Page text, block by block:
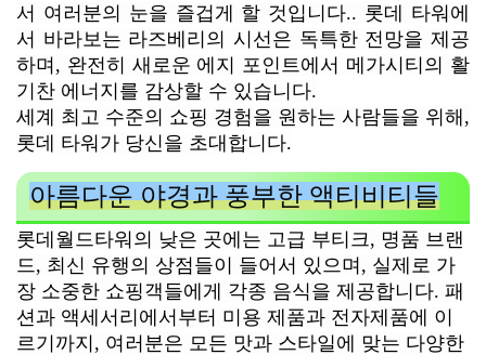
서 여러분의 눈을 즐겁게 할 것입니다.. 롯데 타워에
서 바라보는 라즈베리의 시선은 독특한 전망을 제공
하며, 완전히 새로운 에지 포인트에서 메가시티의 활
기찬 에너지를 감상할 수 있습니다.
세계 최고 수준의 쇼핑 경험을 원하는 사람들을 위해,
롯데 타워가 당신을 초대합니다.
아름다운 야경과 풍부한 액티비티들
롯데월드타워의 낮은 곳에는 고급 부티크, 명품 브랜
드, 최신 유행의 상점들이 들어서 있으며, 실제로 가
장 소중한 쇼핑객들에게 각종 음식을 제공합니다. 패
션과 액세서리에서부터 미용 제품과 전자제품에 이
르기까지, 여러분은 모든 맛과 스타일에 맞는 다양한